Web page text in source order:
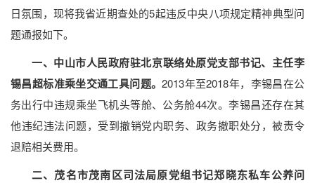
日氛围，现将我省近期查处的5起违反中央八项规定精神典型问
题通报如下。
一、中山市人民政府驻北京联络处原党支部书记、主任李
锡昌超标准乘坐交通工具问题。2013年至2018年，李锡昌在公
务出行中违规乘坐飞机头等舱、公务舱44次。李锡昌还存在其
他违纪违法问题，受到撤销党内职务、政务撤职处分，被责令
退赔相关费用。
二、茂名市茂南区司法局原党组书记郑晓东私车公养问